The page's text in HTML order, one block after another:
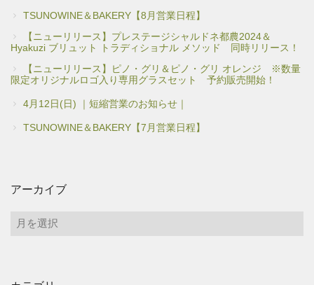
TSUNOWINE＆BAKERY【8月営業日程】
【ニューリリース】プレステージシャルドネ都農2024＆
Hyakuzi ブリュット トラディショナル メソッド 同時リリース！
【ニューリリース】ピノ・グリ＆ピノ・グリ オレンジ ※数量
限定オリジナルロゴ入り専用グラスセット 予約販売開始！
4月12日(日) ｜短縮営業のお知らせ｜
TSUNOWINE＆BAKERY【7月営業日程】
アーカイブ
ア